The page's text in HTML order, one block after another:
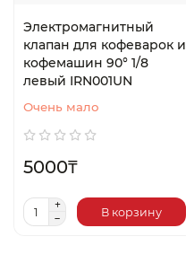
Электромагнитный
клапан для кофеварок и
кофемашин 90° 1/8
левый IRN001UN
Очень мало
5000₸
В корзину